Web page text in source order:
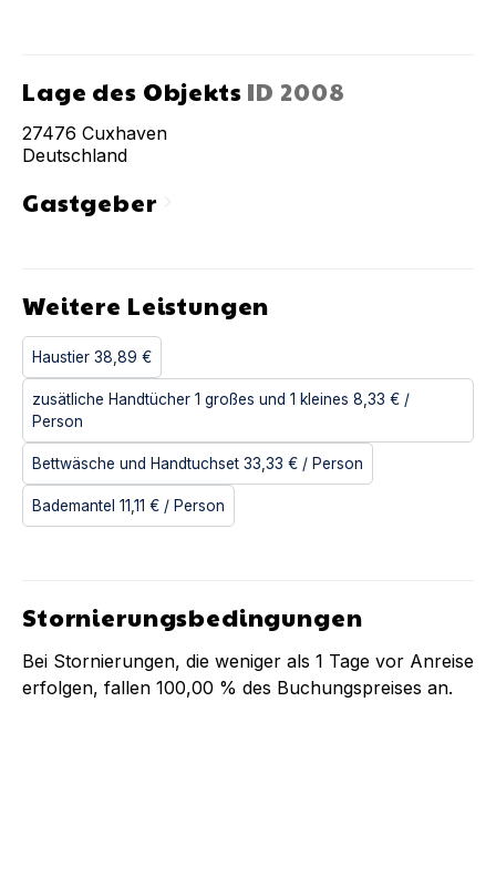
Lage des Objekts ID 2008
27476 Cuxhaven
Deutschland
Gastgeberchevron_right
Weitere Leistungen
Haustier 38,89 €
zusätliche Handtücher 1 großes und 1 kleines 8,33 € /
Person
Bettwäsche und Handtuchset 33,33 € / Person
Bademantel 11,11 € / Person
Stornierungsbedingungen
Bei Stornierungen, die weniger als 1 Tage vor Anreise
erfolgen, fallen 100,00 % des Buchungspreises an.